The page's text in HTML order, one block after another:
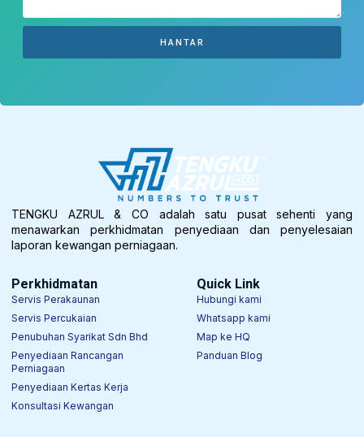
HANTAR
TENGKU AZRUL & CO adalah satu pusat sehenti yang
menawarkan perkhidmatan penyediaan dan penyelesaian
laporan kewangan perniagaan.
Perkhidmatan
Servis Perakaunan
Servis Percukaian
Penubuhan Syarikat Sdn Bhd
Penyediaan Rancangan
Perniagaan
Penyediaan Kertas Kerja
Konsultasi Kewangan
Quick Link
Hubungi kami
Whatsapp kami
Map ke HQ
Panduan Blog